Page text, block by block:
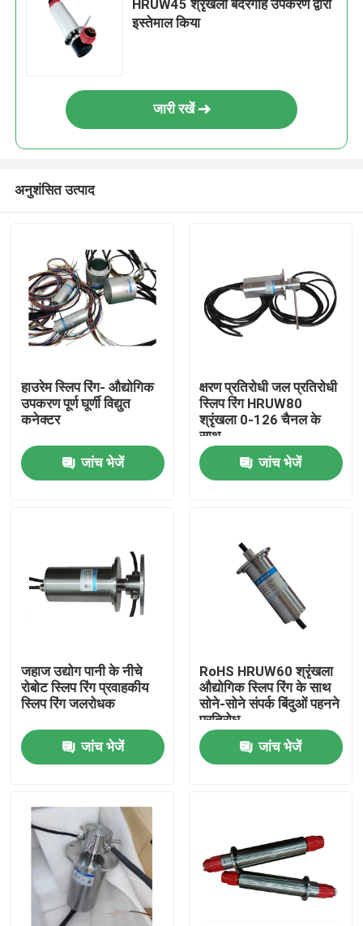
प्रवाहकीय पर्ची की अंगूठी
हाई स्पीड स्लिप रिंग
जलरोधी फिसलने वाली अंगूठी
सिग्नल स्लिप रिंग्स
होल स्लिप रिंग के माध्यम से
HRUW45 श्रृंखला बंदरगाह उपकरण द्वारा
इस्तेमाल किया
जारी रखें
अनुशंसित उत्पाद
हाउरेम स्लिप रिंग- औद्योगिक
उपकरण पूर्ण घूर्णी विद्युत
कनेक्टर
जांच भेजें
क्षरण प्रतिरोधी जल प्रतिरोधी
स्लिप रिंग HRUW80
श्रृंखला 0-126 चैनल के
साथ
जांच भेजें
जहाज उद्योग पानी के नीचे
रोबोट स्लिप रिंग प्रवाहकीय
स्लिप रिंग जलरोधक
जांच भेजें
RoHS HRUW60 श्रृंखला
औद्योगिक स्लिप रिंग के साथ
सोने-सोने संपर्क बिंदुओं पहनने
प्रतिरोध
जांच भेजें